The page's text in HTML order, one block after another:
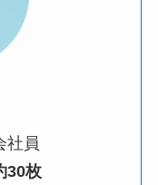
社員
30枚